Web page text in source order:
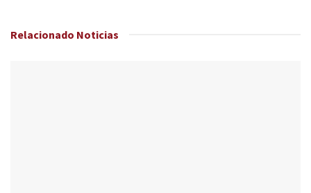
Relacionado Noticias